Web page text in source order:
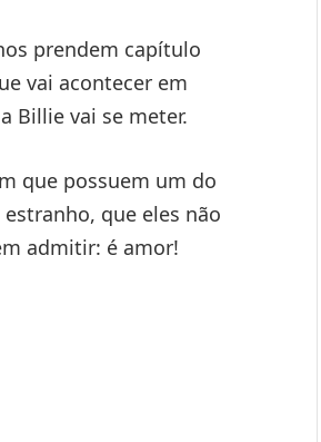
prendem capítulo
vai acontecer em
Billie vai se meter.
que possuem um do
que eles não
admitir: é amor!